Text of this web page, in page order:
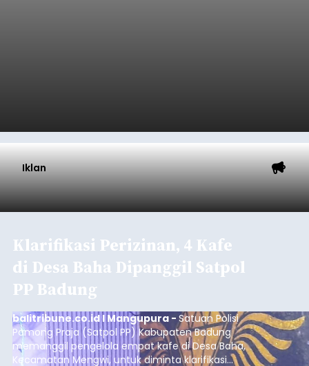
Iklan
Klarifikasi Perizinan, 4 Kafe
di Desa Baha Dipanggil Satpol
PP Badung
balitribune.co.id I Mangupura - Satuan Polisi
Pamong Praja (Satpol PP) Kabupaten Badung
memanggil pengelola empat kafe di Desa Baha,
Kecamatan Mengwi, untuk diminta klarifikasi